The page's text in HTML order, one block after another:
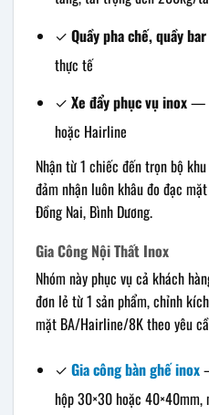
✓ Quầy pha chế, quầy
thực tế
✓ Xe đẩy phục vụ inox—
hoặc Hairline
Nhận từ 1 chiếc đến trọn bộ
đảm nhận luôn khâu đo đạc
Đồng Nai, Bình Dương.
Gia Công Nội Thất Inox
Nhóm này phục vụ cả khách
đơn lẻ từ 1 sản phẩm, chỉnh
mặt BA/Hairline/8K theo yêu
✓ Gia công bàn ghế inox
hộp 30×30 hoặc